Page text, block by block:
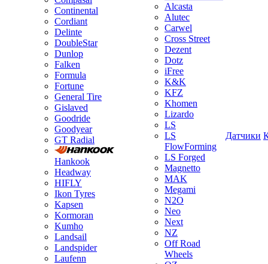
Continental
Cordiant
Delinte
DoubleStar
Dunlop
Falken
Formula
Fortune
General Tire
Gislaved
Goodride
Goodyear
GT Radial
Hankook
Headway
HIFLY
Ikon Tyres
Kapsen
Kormoran
Kumho
Landsail
Landspider
Laufenn
Alcasta
Alutec
Carwel
Cross Street
Dezent
Dotz
iFree
K&K
KFZ
Khomen
Lizardo
LS
LS
FlowForming
LS Forged
Magnetto
MAK
Megami
N2O
Neo
Next
NZ
Off Road
Wheels
Датчики